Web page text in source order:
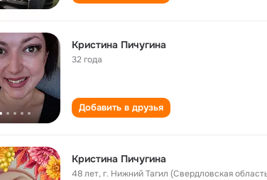
Кристина Пичугина
32 года
Добавить в друзья
Кристина Пичугина
48 лет,г. Нижний Тагил (Свердловская